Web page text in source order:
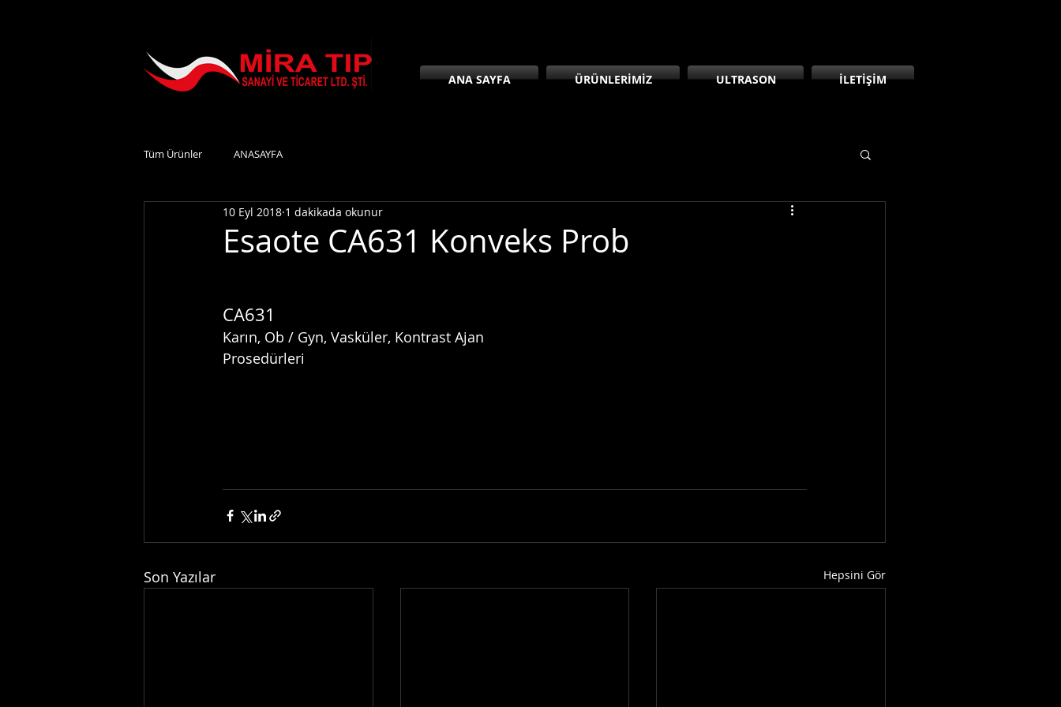
ANA SAYFA ÜRÜNLERİMİZ ULTRASON İLETİŞİM
Tüm Ürünler ANASAYFA
Esaote CA631 Konveks Prob
10 Eyl 2018 1 dakikada okunur
CA631
Karın, Ob ​​/ Gyn, Vasküler, Kontrast Ajan
Prosedürleri
Son Yazılar Hepsini Gör